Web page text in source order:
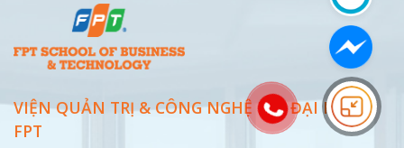
VIỆN QUẢN TRỊ & CÔNG NGHỆ FSB ĐẠI HỌC
FPT